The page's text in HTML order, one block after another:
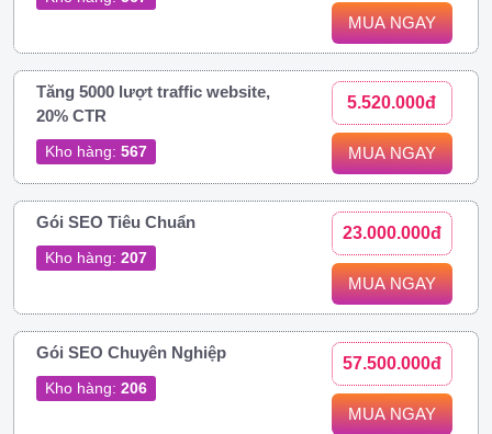
MUA NGAY
Tăng 5000 lượt traffic website,
20% CTR
Kho hàng: 567
5.520.000đ
MUA NGAY
Gói SEO Tiêu Chuẩn
Kho hàng: 207
23.000.000đ
MUA NGAY
Gói SEO Chuyên Nghiệp
Kho hàng: 206
57.500.000đ
MUA NGAY